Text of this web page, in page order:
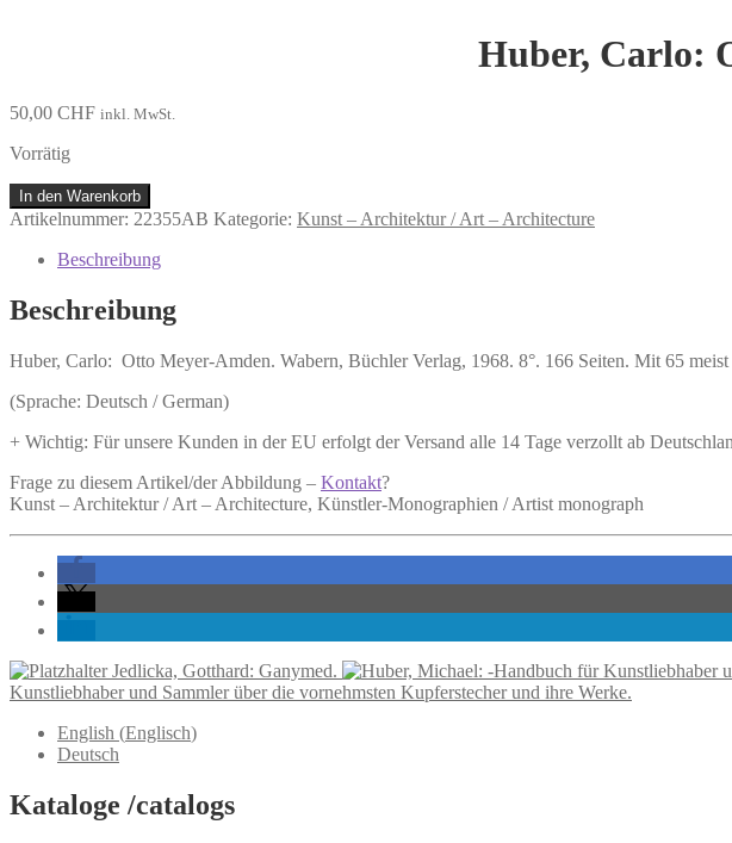
Huber, Carlo:
50,00 CHF inkl. MwSt.
Vorrätig
Huber,
Carlo:
Meyer-
Menge
In den Warenkorb
Artikelnummer: 22355AB Kategorie: Kunst – Architektur / Art – Architecture
Beschreibung
Beschreibung
Huber, Carlo: Otto Meyer-Amden. Wabern, Büchler Verlag, 1968. 8°. 166 Seiten. Mit 65
(Sprache: Deutsch / German)
+ Wichtig: Für unsere Kunden in der EU erfolgt der Versand alle 14 Tage verzollt ab
Frage zu diesem Artikel/der Abbildung – Kontakt?
Kunst – Architektur / Art – Architecture, Künstler-Monographien / Artist monograph
Jedlicka, Gotthard: Ganymed.
Kunstliebhaber und Sammler über die vornehmsten Kupferstecher und ihre Werke.
English (Englisch)
Deutsch
Kataloge /catalogs